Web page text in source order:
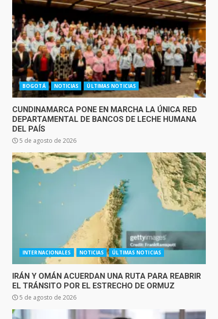
BOGOTÁ NOTICIAS ÚLTIMAS NOTICIAS
CUNDINAMARCA PONE EN MARCHA LA ÚNICA RED
DEPARTAMENTAL DE BANCOS DE LECHE HUMANA
DEL PAÍS
5 de agosto de 2026
INTERNACIONALES NOTICIAS ÚLTIMAS NOTICIAS
IRÁN Y OMÁN ACUERDAN UNA RUTA PARA REABRIR
EL TRÁNSITO POR EL ESTRECHO DE ORMUZ
5 de agosto de 2026